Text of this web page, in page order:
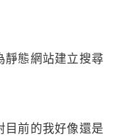
靜態網站建立搜尋
目前的我好像還是